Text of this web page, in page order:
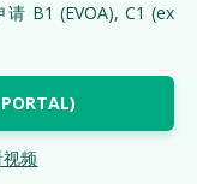
请 B1 (EVOA), C1 (ex
频